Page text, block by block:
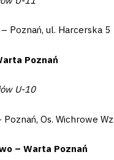
Poznań, ul. Harcerska 5
Poznań
U-10
Os. Wichrowe
– Warta Poznań